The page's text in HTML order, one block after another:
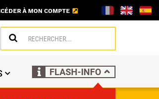
À MON COMPTE
FLASH-INFO